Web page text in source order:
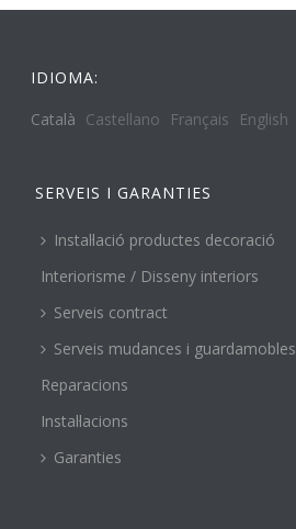
IDIOMA:
Català Castellano Français English
SERVEIS I GARANTIES
Instal·lació productes decoració
Interiorisme / Disseny interiors
Serveis contract
Serveis mudances i guardamobles
Reparacions
Instal·lacions
Garanties